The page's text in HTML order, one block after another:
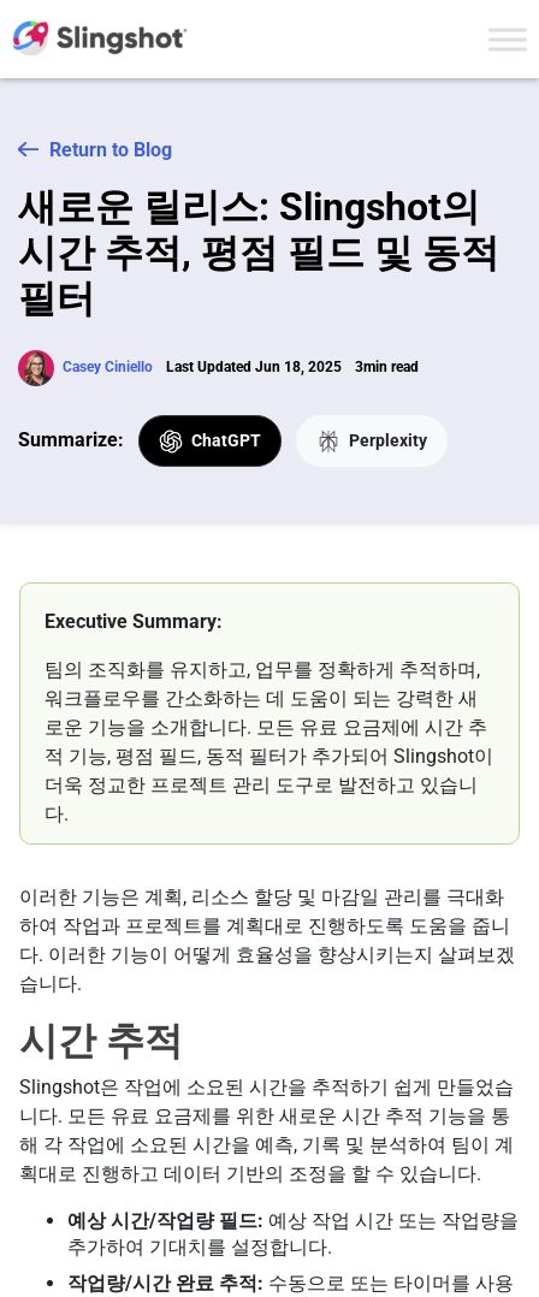
Return to Blog
새로운 릴리스: Slingshot의
시간 추적, 평점 필드 및 동적
필터
Casey Ciniello Last Updated Jun 18, 2025 3min read
Summarize: ChatGPT Perplexity
Executive Summary:
팀의 조직화를 유지하고, 업무를 정확하게 추적하며,
워크플로우를 간소화하는 데 도움이 되는 강력한 새
로운 기능을 소개합니다. 모든 유료 요금제에 시간 추
적 기능, 평점 필드, 동적 필터가 추가되어 Slingshot이
더욱 정교한 프로젝트 관리 도구로 발전하고 있습니
다.
이러한 기능은 계획, 리소스 할당 및 마감일 관리를 극대화
하여 작업과 프로젝트를 계획대로 진행하도록 도움을 줍니
다. 이러한 기능이 어떻게 효율성을 향상시키는지 살펴보겠
습니다.
시간 추적
Slingshot은 작업에 소요된 시간을 추적하기 쉽게 만들었습
니다. 모든 유료 요금제를 위한 새로운 시간 추적 기능을 통
해 각 작업에 소요된 시간을 예측, 기록 및 분석하여 팀이 계
획대로 진행하고 데이터 기반의 조정을 할 수 있습니다.
예상 시간/작업량 필드: 예상 작업 시간 또는 작업량을
추가하여 기대치를 설정합니다.
작업량/시간 완료 추적: 수동으로 또는 타이머를 사용